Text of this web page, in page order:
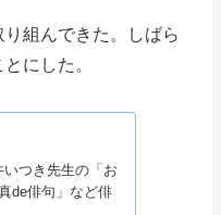
組んできた。しばら
にした。
つき先生の「お
de俳句」など俳